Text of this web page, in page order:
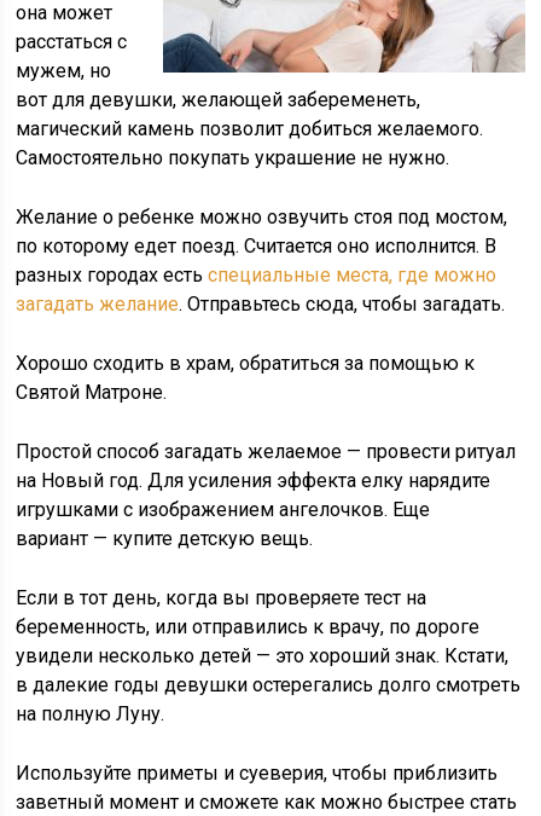
она может
расстаться с
мужем, но
вот для девушки, желающей забеременеть,
магический камень позволит добиться желаемого.
Самостоятельно покупать украшение не нужно.
Желание о ребенке можно озвучить стоя под мостом,
по которому едет поезд. Считается оно исполнится. В
разных городах естьспециальные места, где можно
загадать желание. Отправьтесь сюда, чтобы загадать.
Хорошо сходить в храм, обратиться за помощью к
Святой Матроне.
Простой способ загадать желаемое — провести ритуал
на Новый год. Для усиления эффекта елку нарядите
игрушками с изображением ангелочков. Еще
вариант — купите детскую вещь.
Если в тот день, когда вы проверяете тест на
беременность, или отправились к врачу, по дороге
увидели несколько детей — это хороший знак. Кстати,
в далекие годы девушки остерегались долго смотреть
на полную Луну.
Используйте приметы и суеверия, чтобы приблизить
заветный момент и сможете как можно быстрее стать